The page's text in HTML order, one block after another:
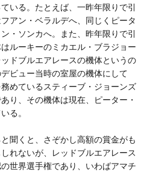
いる。たとえば、一昨年限りで引
アン・ベラルデへ、同じくピータ
・ソンカへ。また、昨年限りで引
ルーキーのミカエル・ブラジョー
ドブルエアレースの機体というの
ビュー当時の室屋の機体にして
めているスティーブ・ジョーンズ
り、その機体は現在、ピーター・
る。
聞くと、さぞかし高額の賞金がも
れないが、レッドブルエアレース
世界選手権であり、いわばアマチ